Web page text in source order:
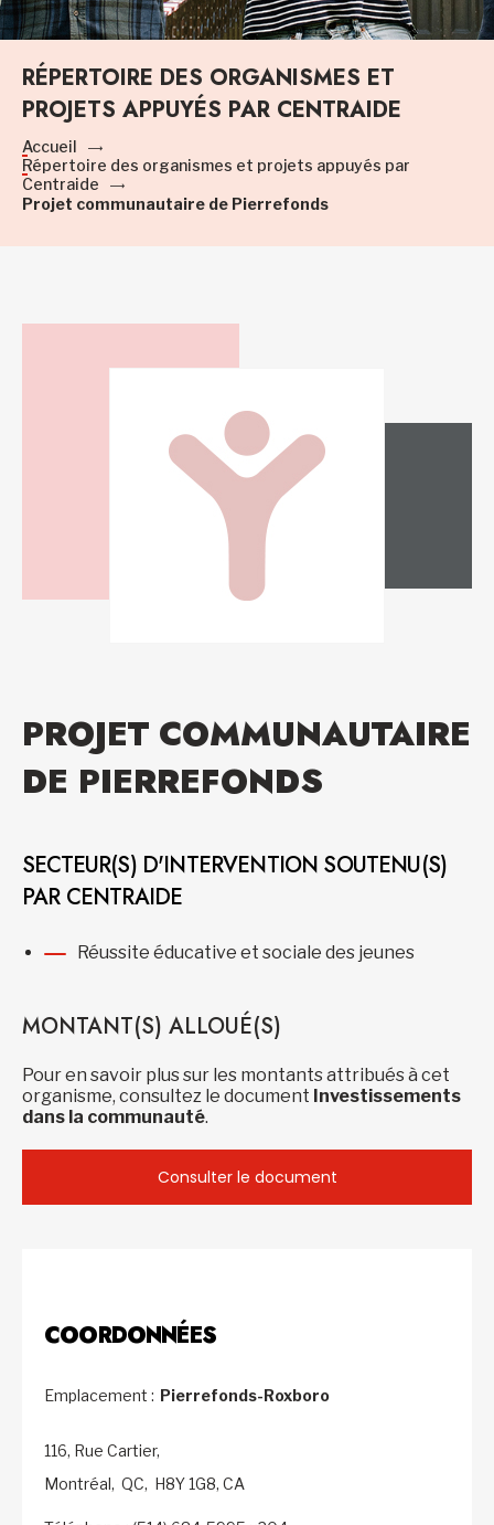
RÉPERTOIRE DES ORGANISMES ET
PROJETS APPUYÉS PAR CENTRAIDE
Accueil
Répertoire des organismes et projets appuyés par
Centraide
Projet communautaire de Pierrefonds
PROJET COMMUNAUTAIRE
DE PIERREFONDS
SECTEUR(S) D'INTERVENTION SOUTENU(S)
PAR CENTRAIDE
Réussite éducative et sociale des jeunes
MONTANT(S) ALLOUÉ(S)
Pour en savoir plus sur les montants attribués à cet
organisme, consultez le document Investissements
dans la communauté.
Consulter le document
COORDONNÉES
Emplacement : Pierrefonds-Roxboro
116, Rue Cartier,
Montréal, QC, H8Y 1G8, CA